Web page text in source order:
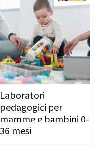
Laboratori
pedagogici per
mamme e bambini 0-
36 mesi